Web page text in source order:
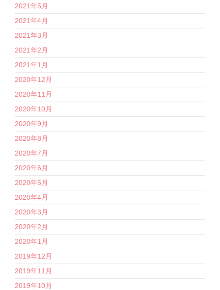
2021年5月
2021年4月
2021年3月
2021年2月
2021年1月
2020年12月
2020年11月
2020年10月
2020年9月
2020年8月
2020年7月
2020年6月
2020年5月
2020年4月
2020年3月
2020年2月
2020年1月
2019年12月
2019年11月
2019年10月